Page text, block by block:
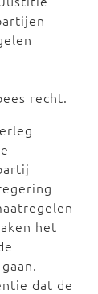
recht.
het
dat de